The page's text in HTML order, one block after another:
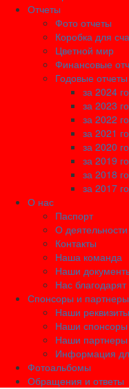
Отчеты
Фото отчеты
Коробка для
Цветной мир
Финансовые
Годовые отчеты
за 2024
за 2023
за 2022
за 2021
за 2020
за 2019
за 2018
за 2017
О нас
Паспорт
О деятельности
Контакты
Наша команда
Наши
Нас благодарят
Спонсоры и партнеры
Наши реквизиты
Наши спонсоры
Наши партнеры
Информация
Фотоальбомы
Обращения и ответы